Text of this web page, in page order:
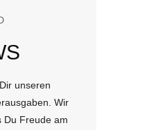
unseren
Wir
Du Freude am